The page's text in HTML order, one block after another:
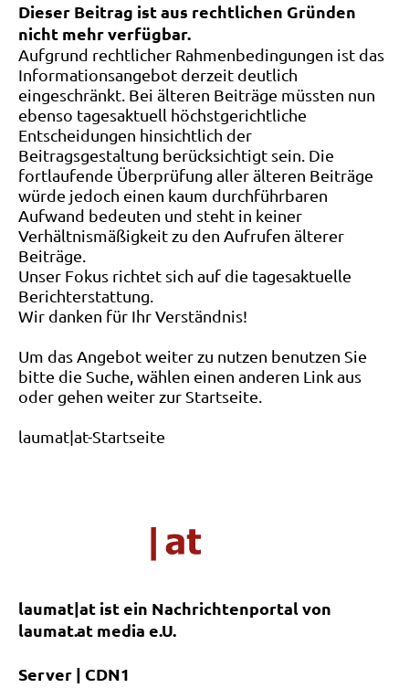
Dieser Beitrag ist aus rechtlichen Gründen
nicht mehr verfügbar.
Aufgrund rechtlicher Rahmenbedingungen ist das
Informationsangebot derzeit deutlich
eingeschränkt. Bei älteren Beiträge müssten nun
ebenso tagesaktuell höchstgerichtliche
Entscheidungen hinsichtlich der
Beitragsgestaltung berücksichtigt sein. Die
fortlaufende Überprüfung aller älteren Beiträge
würde jedoch einen kaum durchführbaren
Aufwand bedeuten und steht in keiner
Verhältnismäßigkeit zu den Aufrufen älterer
Beiträge.
Unser Fokus richtet sich auf die tagesaktuelle
Berichterstattung.
Wir danken für Ihr Verständnis!
Um das Angebot weiter zu nutzen benutzen Sie
bitte die Suche, wählen einen anderen Link aus
oder gehen weiter zur Startseite.
laumat|at-Startseite
laumat|at ist ein Nachrichtenportal von
laumat.at media e.U.
Server | CDN1